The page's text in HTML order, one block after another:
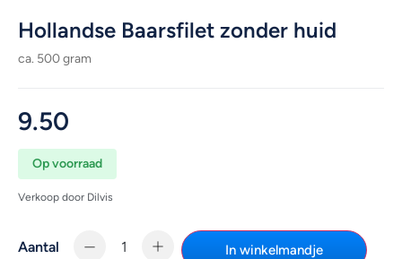
Hollandse Baarsfilet zonder huid
ca. 500 gram
9.50
Op voorraad
Verkoop door Dilvis
Aantal In winkelmandje